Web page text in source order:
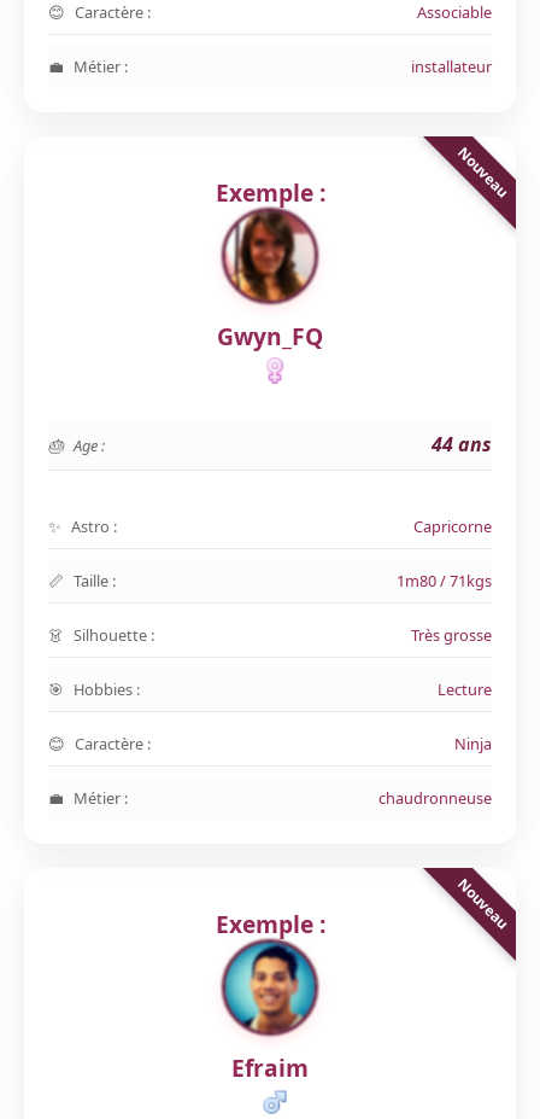
Caractère : Associable
Métier : installateur
Exemple :
Gwyn_FQ
Age : 44 ans
Astro : Capricorne
Taille : 1m80 / 71kgs
Silhouette : Très grosse
Hobbies : Lecture
Caractère : Ninja
Métier : chaudronneuse
Exemple :
Efraim